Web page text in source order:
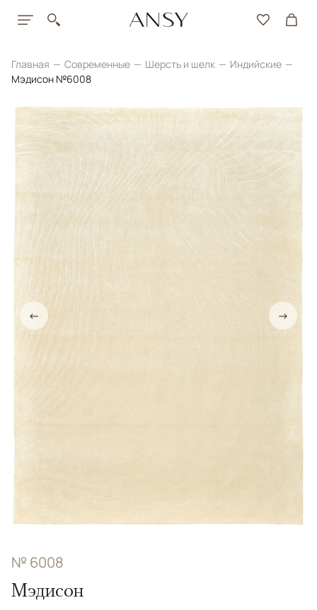
Главная Современные Шерсть и шелк
Индийские
Мэдисон №6008
← →
№ 6008
Мэдисон